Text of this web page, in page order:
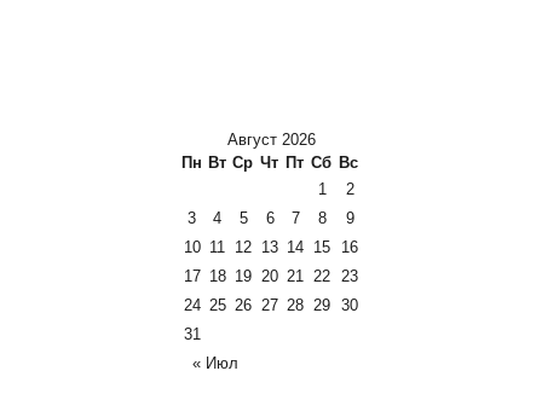
Август 2026
Пн Вт Ср Чт Пт Сб Вс
« Июл
1
2
3
4 5 6 7 8
9
10 11 12 13 14 15
16
17 18 19 20 21 22 23
24 25 26 27 28 29 30
31